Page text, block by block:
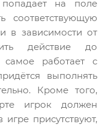
на поле
соответствующую
в зависимости от
действие до
работает с
выполнять
Кроме того,
игрок должен
присутствуют,